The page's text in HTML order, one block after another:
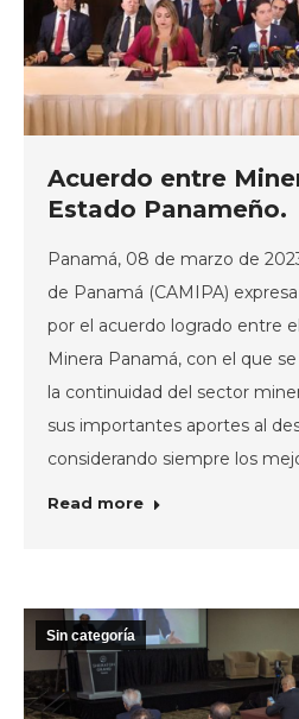
Acuerdo entre
Estado Panameño.
Panamá, 08 de marzo de
de Panamá (CAMIPA)
por el acuerdo logrado entre
Minera Panamá, con el que
la continuidad del sector
sus importantes aportes al
considerando siempre los
Read more
Sin categoría